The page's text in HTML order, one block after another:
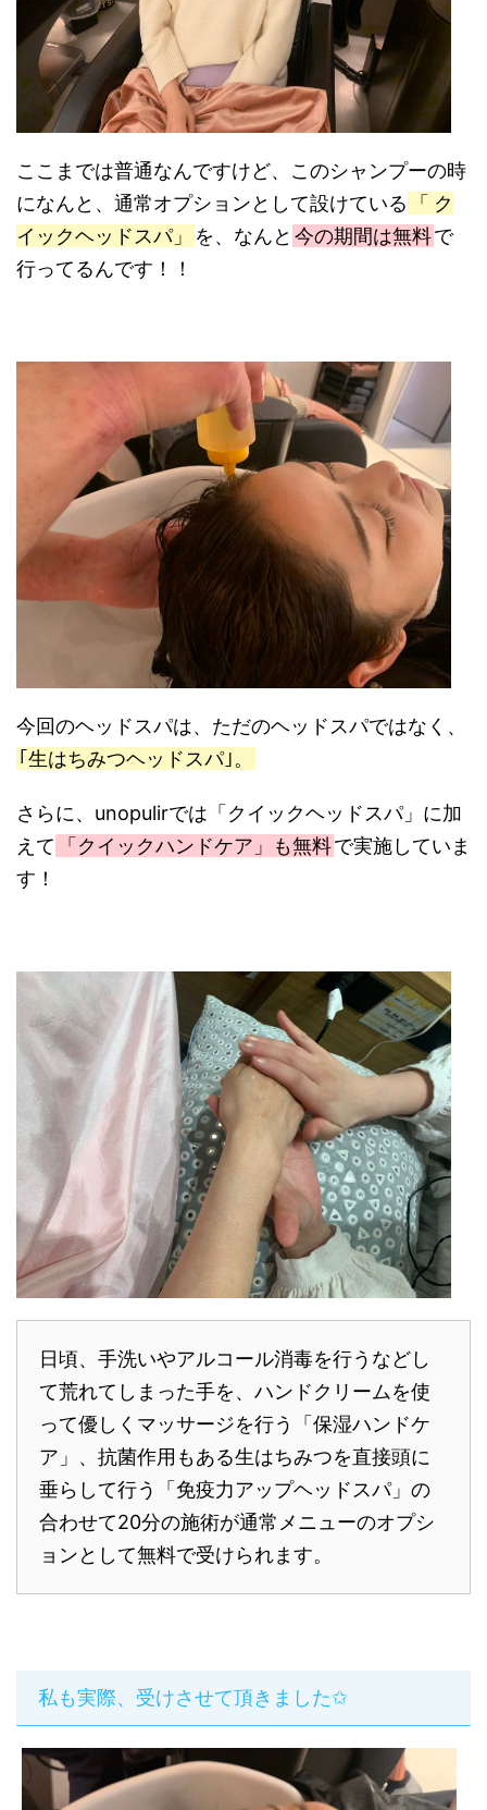
ここまでは普通なんですけど、このシャンプーの時
になんと、 通常オプションとして設けている 「 ク
イックヘッドスパ」
を、なんと 今の期間は無料で
行ってるんです！！
今回のヘッドスパは、ただのヘッドスパではなく、
｢生はちみつヘッドスパ｣。
さらに、unopulirでは「クイックヘッドスパ」に加
えて
「クイックハンドケア」も無料で実施していま
す！
日頃、手洗いやアルコール消毒を行うなどし
て荒れてしまった手を、ハンドクリームを使
って優しくマッサージを行う「保湿ハンドケ
ア」、抗菌作用もある生はちみつを直接頭に
垂らして行う「免疫力アップヘッドスパ」の
合わせて20分の施術が通常メニューのオプシ
ョンとして無料で受けられます。
私も実際、受けさせて頂きました✩